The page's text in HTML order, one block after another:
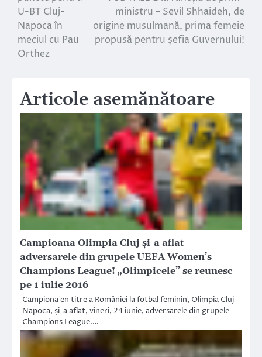
în
articole
U-BT Cluj-
Napoca în
meciul cu Pau
Orthez
ministru – Sevil Shhaideh, de
origine musulmană, prima femeie
propusă pentru șefia Guvernului!
Articole asemănătoare
Campioana Olimpia Cluj și-a aflat
adversarele din grupele UEFA Women’s
Champions League! „Olimpicele” se reunesc
pe 1 iulie 2016
Campiona en titre a României la fotbal feminin, Olimpia Cluj-
Napoca, și-a aflat, vineri, 24 iunie, adversarele din grupele
Champions League.…